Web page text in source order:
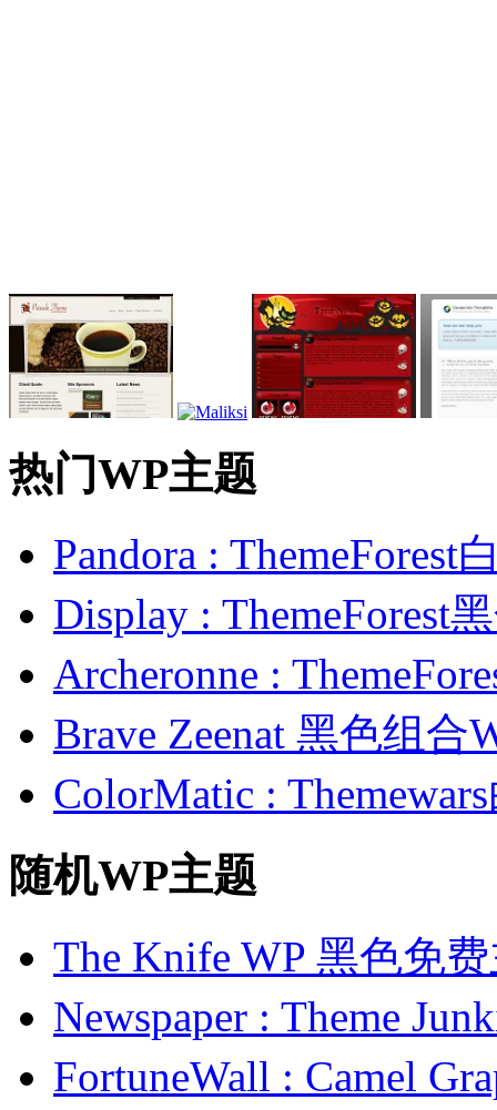
热门WP主题
Pandora : ThemeForest
Display : ThemeForest
Archeronne :
Brave Zeenat 黑色组合
ColorMatic :
随机WP主题
The Knife WP 黑色免
Newspaper : Theme
FortuneWall : Camel